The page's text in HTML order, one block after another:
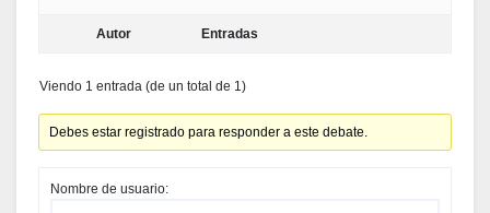
Autor Entradas
Viendo 1 entrada (de un total de 1)
Debes estar registrado para responder a este debate.
Nombre de usuario: